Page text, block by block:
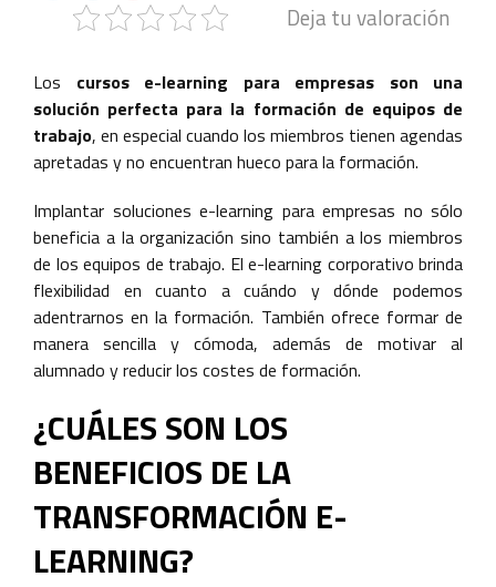
Deja tu valoración
Los cursos e-learning para empresas son una
solución perfecta para la formación de equipos de
trabajo, en especial cuando los miembros tienen agendas
apretadas y no encuentran hueco para la formación.
Implantar soluciones e-learning para empresas no sólo
beneficia a la organización sino también a los miembros
de los equipos de trabajo. El e-learning corporativo brinda
flexibilidad en cuanto a cuándo y dónde podemos
adentrarnos en la formación. También ofrece formar de
manera sencilla y cómoda, además de motivar al
alumnado y reducir los costes de formación.
¿CUÁLES SON LOS
BENEFICIOS DE LA
TRANSFORMACIÓN E-
LEARNING?